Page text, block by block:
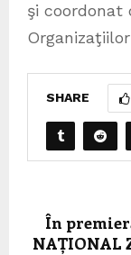
şi coordonat
SHARE
În
NAȚIONAL